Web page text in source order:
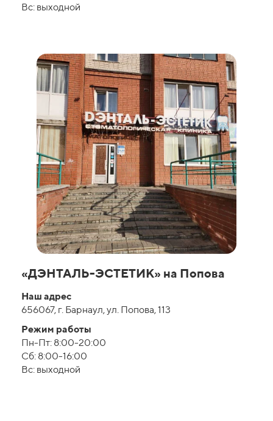
Вс: выходной
«ДЭНТАЛЬ-ЭСТЕТИК» на Попова
Наш адрес
656067, г. Барнаул, ул. Попова, 113
Режим работы
Пн-Пт: 8:00-20:00
Сб: 8:00-16:00
Вс: выходной